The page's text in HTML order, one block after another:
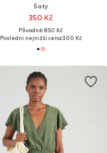
Šaty
350 Kč
Původně: 850 Kč
Poslední nejnižší cena:300 Kč